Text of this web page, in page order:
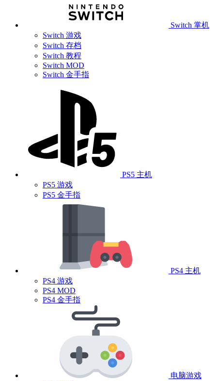
Switch 掌机
Switch 游戏
Switch 存档
Switch 教程
Switch MOD
Switch 金手指
PS5 主机
PS5 游戏
PS5 金手指
PS4 主机
PS4 游戏
PS4 MOD
PS4 金手指
电脑游戏